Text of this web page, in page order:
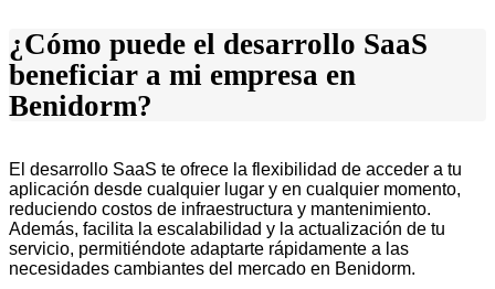
¿Cómo puede el desarrollo SaaS
beneficiar a mi empresa en
Benidorm?
El desarrollo SaaS te ofrece la flexibilidad de acceder a tu
aplicación desde cualquier lugar y en cualquier momento,
reduciendo costos de infraestructura y mantenimiento.
Además, facilita la escalabilidad y la actualización de tu
servicio, permitiéndote adaptarte rápidamente a las
necesidades cambiantes del mercado en Benidorm.